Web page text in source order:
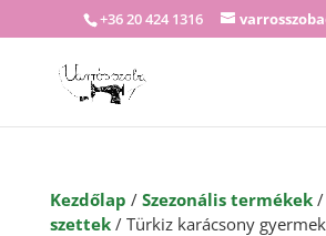
+36 20 424 1316
Kezdőlap / Szezonális termékek/
szettek/ Türkiz karácsony